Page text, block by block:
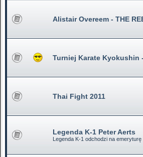
Alistair Overeem - THE
Turniej Karate Kyokushin
Thai Fight 2011
Legenda K-1 Peter Aerts
Legenda K-1 odchodzi na emeryturę